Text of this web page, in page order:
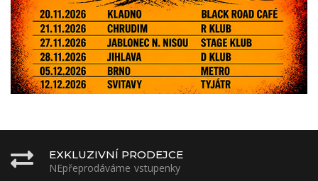
EXKLUZIVNÍ PRODEJCE
NEpřeprodáváme vstupenky